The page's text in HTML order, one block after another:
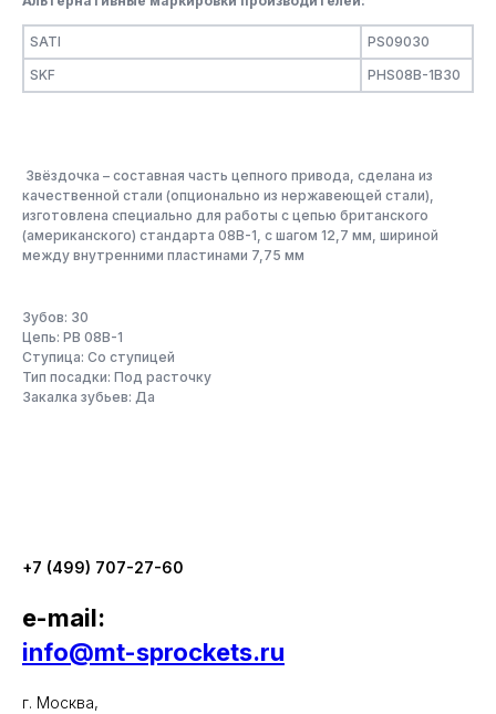
SATI
PS09030
SKF
PHS08B-1B30
Звёздочка – составная часть цепного привода, сделана из
качественной стали (опционально из нержавеющей стали),
изготовлена специально для работы с цепью британского
(американского) стандарта 08B-1, с шагом 12,7 мм, шириной
между внутренними пластинами 7,75 мм
Зубов: 30
Цепь: PB 08B-1
Ступица: Со ступицей
Тип посадки: Под расточку
Закалка зубьев: Да
+7 (499) 707-27-60
e-mail:
info@mt-sprockets.ru
г. Москва,